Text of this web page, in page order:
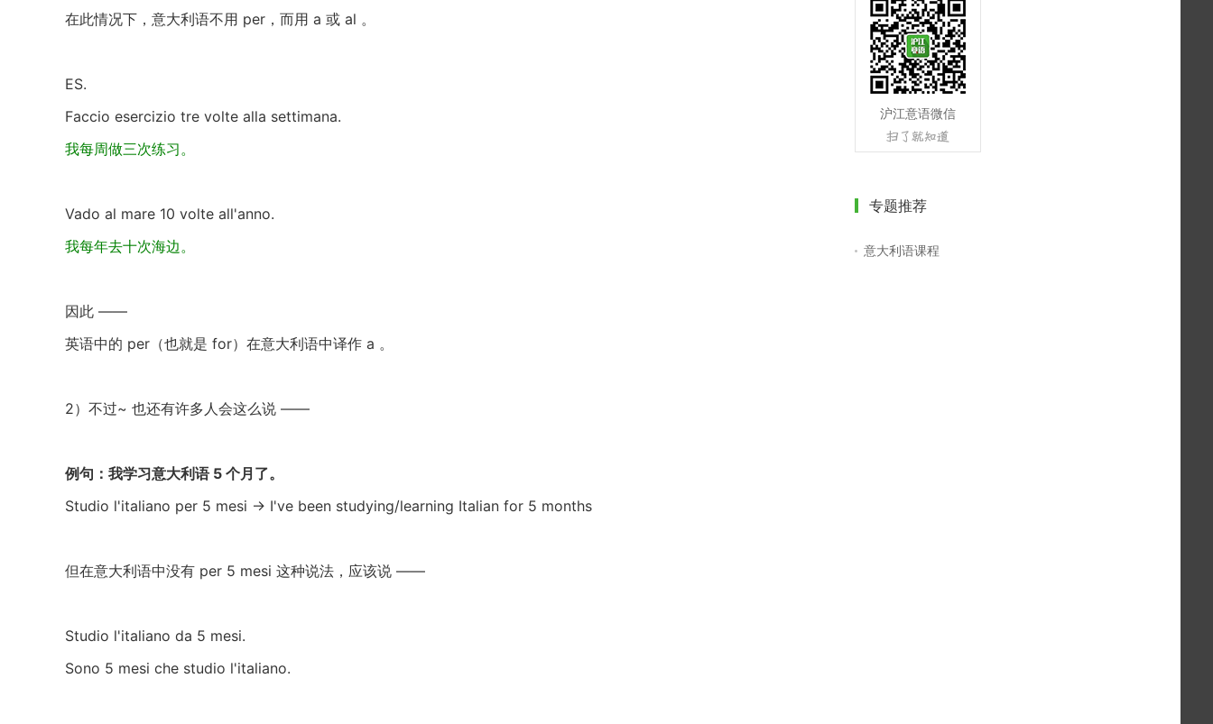
在此情况下，意大利语不用 per，而用 a 或 al 。
ES.
Faccio esercizio tre volte alla settimana.
我每周做三次练习。
Vado al mare 10 volte all'anno.
我每年去十次海边。
因此 ——
英语中的 per（也就是 for）在意大利语中译作 a 。
2）不过~ 也还有许多人会这么说 ——
例句：我学习意大利语 5 个月了。
Studio l'italiano per 5 mesi → I've been studying/learning Italian for 5 months
但在意大利语中没有 per 5 mesi 这种说法，应该说 ——
Studio l'italiano da 5 mesi.
Sono 5 mesi che studio l'italiano.
沪江意语微信
专题推荐
意大利语课程